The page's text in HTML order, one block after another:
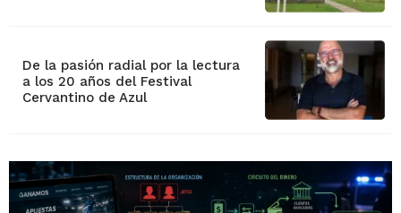
De la pasión radial por la lectura
a los 20 años del Festival
Cervantino de Azul